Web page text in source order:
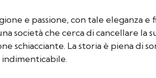
e passione, con tale eleganza
società che cerca di cancellare la
schiacciante. La storia è piena di